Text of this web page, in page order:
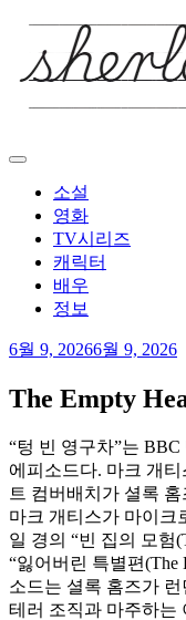
content
소설
영화
TV시리즈
캐릭터
배우
정보
6월 9, 20266월 9, 2026
The Empty
“텅 빈 영구차”는
에피소드다. 마크 개티
트 컴버배치가 셜록
마크 개티스가 마이크
일 경의 “빈 집의 모험
“잃어버린 특별편(The
소드는 셜록 홈즈가
테러 조직과 마주하는